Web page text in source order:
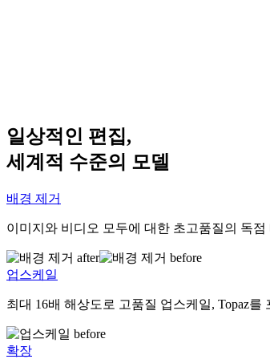
일상적인 편집,
세계적 수준의 모델
배경 제거
이미지와 비디오 모두에 대한 초고품질의 독점
업스케일
최대 16배 해상도로 고품질 업스케일, Topaz
확장